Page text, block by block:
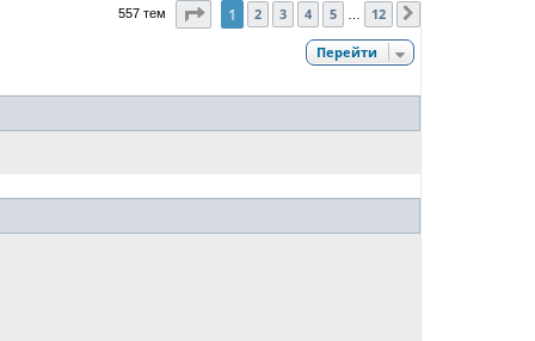
557 тем Страница 1из12
1 2 3 4 5 12
Перейти